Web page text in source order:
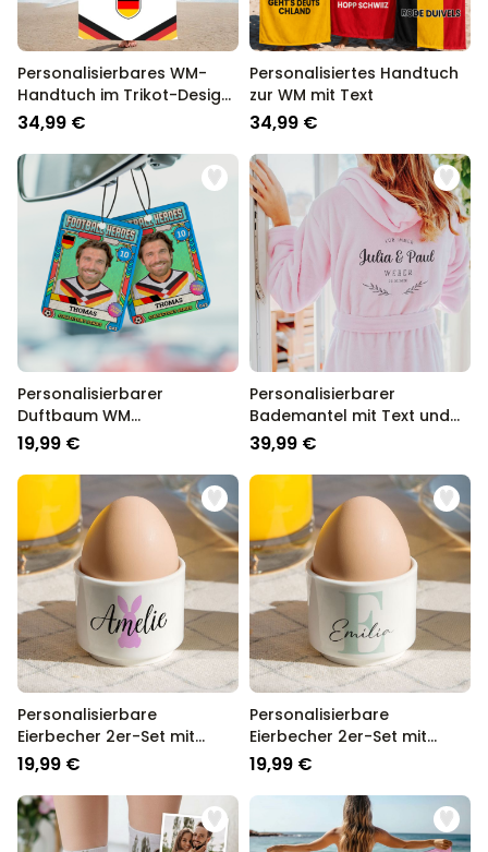
Personalisierbares WM-
Handtuch im Trikot-Design
mit Text
34,99 €
Personalisiertes Handtuch
zur WM mit Text
34,99 €
Personalisierbarer
Duftbaum WM
Sammelsticker mit Foto
19,99 €
Personalisierbarer
Bademantel mit Text und
Kranz
39,99 €
Personalisierbare
Eierbecher 2er-Set mit
Symbol und Name
19,99 €
Personalisierbare
Eierbecher 2er-Set mit
Monogramm
19,99 €